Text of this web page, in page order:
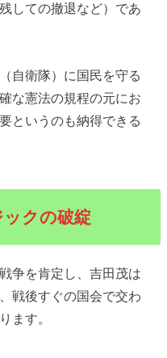
しての撤退など）であ
自衛隊）に国民を守る
な憲法の規程の元にお
というのも納得できる
クの破綻
争を肯定し、吉田茂は
戦後すぐの国会で交わ
ます。